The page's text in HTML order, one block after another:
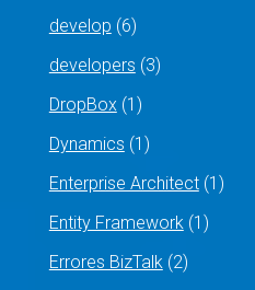
develop (6)
developers (3)
DropBox(1)
Dynamics (1)
Enterprise Architect(1)
Entity Framework(1)
Errores BizTalk(2)